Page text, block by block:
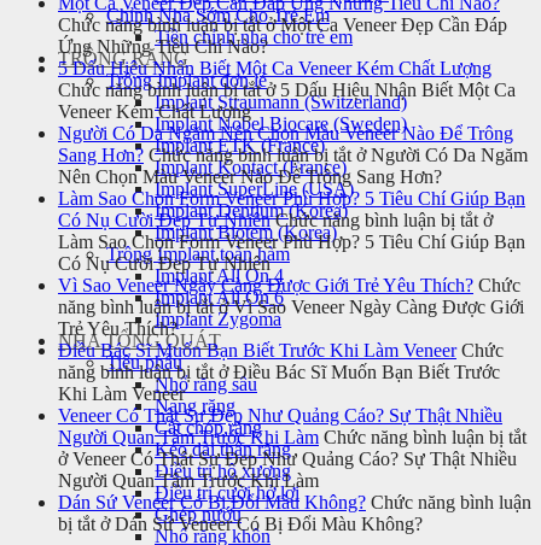
Chỉnh Nha Sớm Cho Trẻ Em
Tiền chỉnh nha cho trẻ em
TRỒNG RĂNG
Trồng Implant đơn lẻ
Implant Straumann (Switzerland)
Implant Nobel Biocare (Sweden)
Implant ETK (France)
Implant Kontact (France)
Implant SuperLine (USA)
Implant Dentium (Korea)
Implant Biotem (Korea)
Trồng Implant toàn hàm
Implant All On 4
Implant All On 6
Implant Zygoma
NHA TỔNG QUÁT
Tiểu phẫu
Nhổ răng sâu
Nang răng
Cắt chóp răng
Kéo dài thân răng
Điều trị hô xương
Điều trị cười hở lợi
Ghép nướu
Nhổ răng khôn
Chức năng bình luận bị tắtở Một Ca Veneer Đẹp Cần Đáp
Ứng Những Tiêu Chí Nào?
5 Dấu Hiệu Nhận Biết Một Ca Veneer Kém Chất Lượng
Chức năng bình luận bị tắtở 5 Dấu Hiệu Nhận Biết Một Ca
Veneer Kém Chất Lượng
Người Có Da Ngăm Nên Chọn Màu Veneer Nào Để Trông
Sang Hơn? Chức năng bình luận bị tắtở Người Có Da Ngăm
Nên Chọn Màu Veneer Nào Để Trông Sang Hơn?
Làm Sao Chọn Form Veneer Phù Hợp? 5 Tiêu Chí Giúp Bạn
Có Nụ Cười Đẹp Tự Nhiên Chức năng bình luận bị tắtở
Làm Sao Chọn Form Veneer Phù Hợp? 5 Tiêu Chí Giúp Bạn
Có Nụ Cười Đẹp Tự Nhiên
Vì Sao Veneer Ngày Càng Được Giới Trẻ Yêu Thích? Chức
năng bình luận bị tắtở Vì Sao Veneer Ngày Càng Được Giới
Trẻ Yêu Thích?
Điều Bác Sĩ Muốn Bạn Biết Trước Khi Làm Veneer Chức
năng bình luận bị tắtở Điều Bác Sĩ Muốn Bạn Biết Trước
Khi Làm Veneer
Veneer Có Thật Sự Đẹp Như Quảng Cáo? Sự Thật Nhiều
Người Quan Tâm Trước Khi Làm Chức năng bình luận bị tắt
ở Veneer Có Thật Sự Đẹp Như Quảng Cáo? Sự Thật Nhiều
Người Quan Tâm Trước Khi Làm
Dán Sứ Veneer Có Bị Đổi Màu Không? Chức năng bình luận
bị tắtở Dán Sứ Veneer Có Bị Đổi Màu Không?